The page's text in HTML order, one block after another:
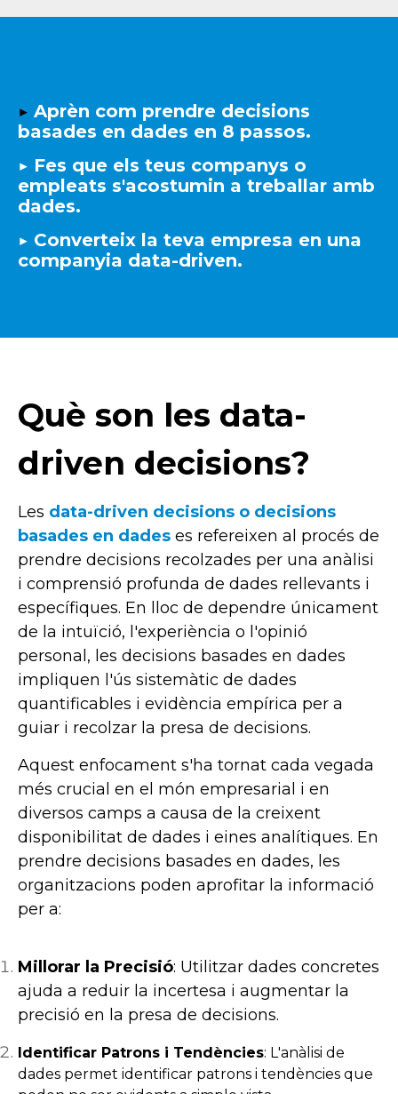
▶️ Aprèn com prendre decisions
basades en dades en 8 passos.
▶️ Fes que els teus companys o
empleats s'acostumin a treballar amb
dades.
▶️ Converteix la teva empresa en una
companyia data-driven.
Què son les data-
driven decisions?
Les data-driven decisions o decisions
basades en dades es refereixen al procés de
prendre decisions recolzades per una anàlisi
i comprensió profunda de dades rellevants i
específiques. En lloc de dependre únicament
de la intuïció, l'experiència o l'opinió
personal, les decisions basades en dades
impliquen l'ús sistemàtic de dades
quantificables i evidència empírica per a
guiar i recolzar la presa de decisions.
Aquest enfocament s'ha tornat cada vegada
més crucial en el món empresarial i en
diversos camps a causa de la creixent
disponibilitat de dades i eines analítiques. En
prendre decisions basades en dades, les
organitzacions poden aprofitar la informació
per a:
Millorar la Precisió: Utilitzar dades concretes
ajuda a reduir la incertesa i augmentar la
precisió en la presa de decisions.
Identificar Patrons i Tendències: L'anàlisi de
dades permet identificar patrons i tendències que